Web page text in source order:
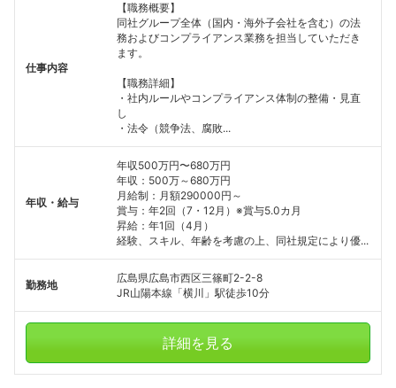
仕事内容
【職務概要】
同社グループ全体（国内・海外子会社を含む）の法
務およびコンプライアンス業務を担当していただき
ます。
【職務詳細】
・社内ルールやコンプライアンス体制の整備・見直
し
・法令（競争法、腐敗...
年収・給与
年収500万円〜680万円
年収：500万～680万円
月給制：月額290000円～
賞与：年2回（7・12月）※賞与5.0カ月
昇給：年1回（4月）
経験、スキル、年齢を考慮の上、同社規定により優...
勤務地
広島県広島市西区三篠町2-2-8
JR山陽本線「横川」駅徒歩10分
詳細を見る